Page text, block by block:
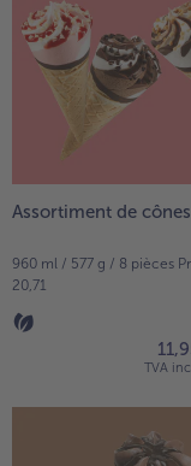
Assortiment de cônes
960 ml / 577 g / 8 pièces
20,71
TVA